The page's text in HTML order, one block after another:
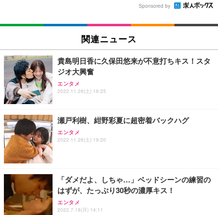
Sponsored by
関連ニュース
貴島明日香に久保田悠来が不意打ちキス！スタ
ジオ大興奮
エンタメ
2022.11.26(土) 16:25
瀬戸利樹、紺野彩夏に超密着バックハグ
エンタメ
2022.11.26(土) 19:20
「ダメだよ、しちゃ…」ベッドシーンの練習の
はずが、たっぷり30秒の濃厚キス！
エンタメ
2022.7.18(月) 14:11